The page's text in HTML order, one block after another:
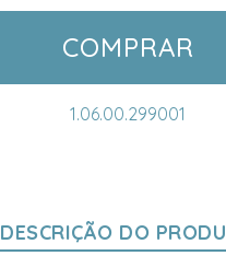
COMPRAR
1.06.00.299001
DESCRIÇÃO DO